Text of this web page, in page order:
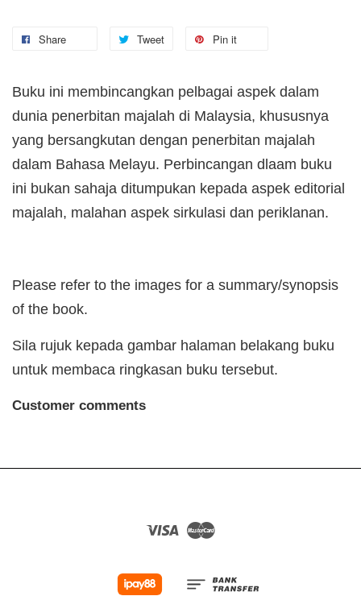
Share Tweet Pin it
Buku ini membincangkan pelbagai aspek dalam
dunia penerbitan majalah di Malaysia, khususnya
yang bersangkutan dengan penerbitan majalah
dalam Bahasa Melayu. Perbincangan dlaam buku
ini bukan sahaja ditumpukan kepada aspek editorial
majalah, malahan aspek sirkulasi dan periklanan.
Please refer to the images for a summary/synopsis
of the book.
Sila rujuk kepada gambar halaman belakang buku
untuk membaca ringkasan buku tersebut.
Customer comments
Visa